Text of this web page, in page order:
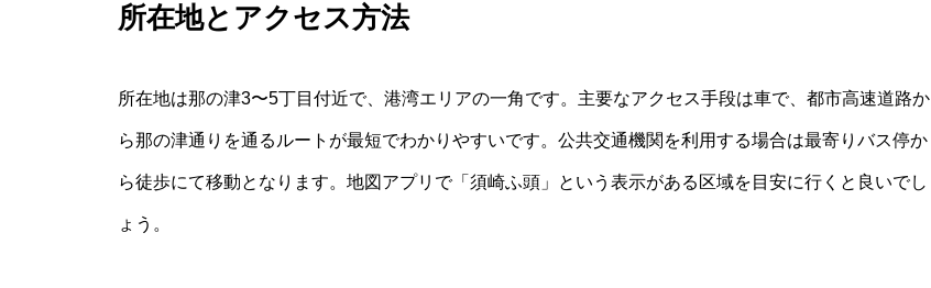
所在地とアクセス方法
所在地は那の津3〜5丁目付近で、港湾エリアの一角です。主要なアクセス手段は車で、都市高速道路か
ら那の津通りを通るルートが最短でわかりやすいです。公共交通機関を利用する場合は最寄りバス停か
ら徒歩にて移動となります。地図アプリで「須崎ふ頭」という表示がある区域を目安に行くと良いでし
ょう。